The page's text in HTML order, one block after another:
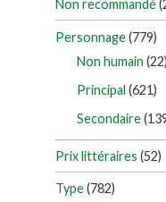
Non recommandé
Personnage(779)
Non humain (22)
Principal (621)
Secondaire
Prix littéraires (52)
Type(782)